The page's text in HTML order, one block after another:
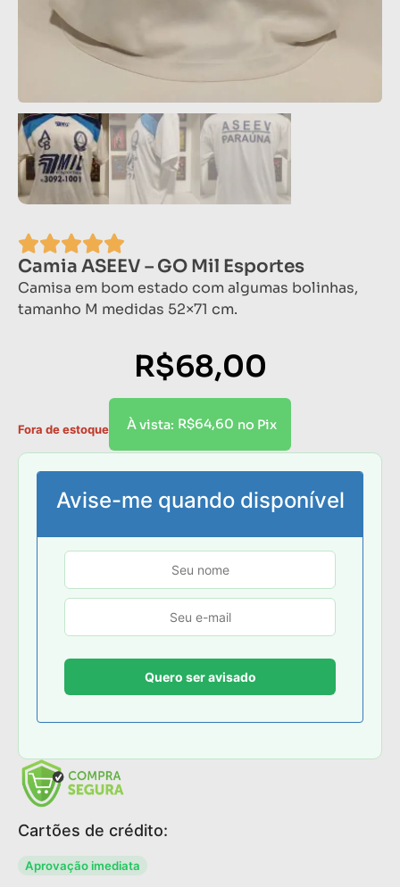
Camia ASEEV – GO Mil Esportes
Camisa em bom estado com algumas bolinhas,
tamanho M medidas 52×71 cm.
R$68,00
À vista: R$64,60 no Pix
Fora de estoque
Avise-me quando disponível
Cartões de crédito:
Aprovação imediata